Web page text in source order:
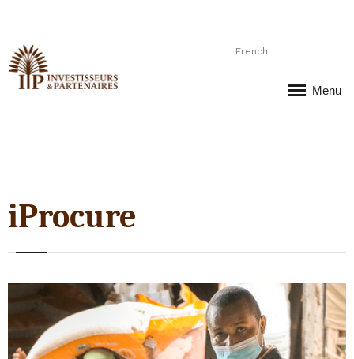
French
Menu
iProcure